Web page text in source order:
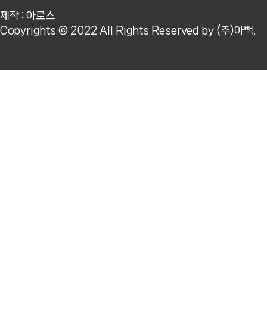
록 요즘 들어 블로그나 유튜브 영상 콘텐츠 제작 시 무
료 이미지보다는 유료 이미지를 사용하는 추세입니다.
과거에는 사진 편집 ..
제작 : 아로스
Copyrights © 2022 All Rights Reserved by (주)아백.